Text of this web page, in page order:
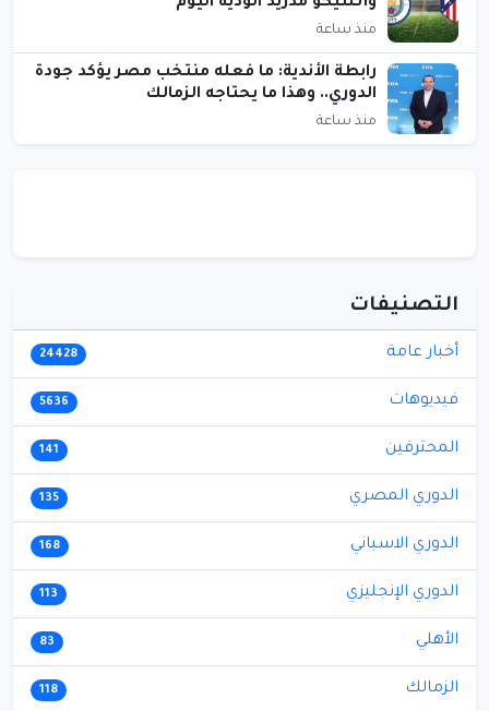
وأتلتيكو مدريد الودية اليوم
منذ ساعة
رابطة الأندية: ما فعله منتخب مصر يؤكد جودة
الدوري.. وهذا ما يحتاجه الزمالك
منذ ساعة
التصنيفات
أخبار عامة 24428
فيديوهات 5636
المحترفين 141
الدوري المصري 135
الدوري الاسباني 168
الدوري الإنجليزي 113
الأهلي 83
الزمالك 118